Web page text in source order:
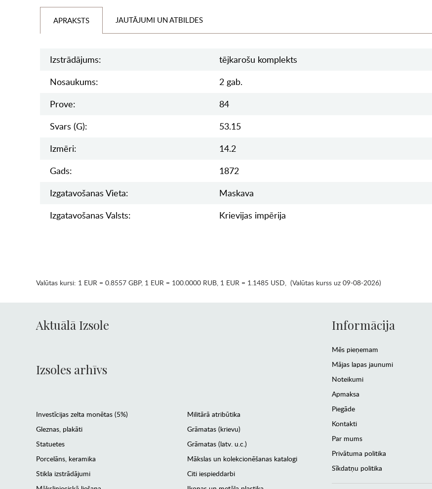
APRAKSTS JAUTĀJUMI UN ATBILDES
Izstrādājums:
tējkarošu komplekts
Nosaukums:
2 gab.
Prove:
84
Svars (g):
53.15
Izmēri:
14.2
Gads:
1872
Izgatavošanas Vieta:
Maskava
Izgatavošanas Valsts:
Krievijas impērija
Valūtas kursi: 1 EUR = 0.8557 GBP, 1 EUR = 100.0000 RUB, 1 EUR = 1.1485 USD, (Valūtas kurss uz 09-08-2026)
Aktuālā Izsole
Izsoles arhīvs
Investīcijas zelta monētas (5%)
Gleznas, plakāti
Statuetes
Porcelāns, keramika
Stikla izstrādājumi
Militārā atribūtika
Grāmatas (krievu)
Grāmatas (latv. u.c.)
Mākslas un kolekcionēšanas katalogi
Citi iespieddarbi
Informācija
Mēs pieņemam
Mājas lapas jaunumi
Noteikumi
Apmaksa
Piegāde
Kontakti
Par mums
Privātuma politika
Sīkdatņu politika